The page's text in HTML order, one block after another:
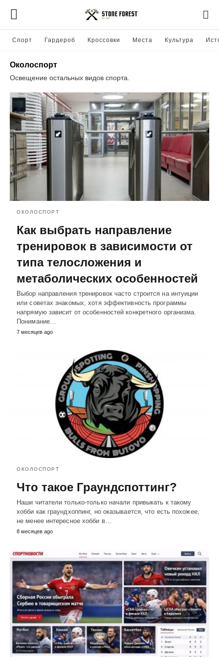
Спорт Гардероб Кроссовки Места Культура
Околоспорт
Освещение остальных видов спорта.
ОКОЛОСПОРТ
Как выбрать направление
тренировок в зависимости от
типа телосложения и
метаболических особенностей
Выбор направления тренировок часто строится на интуиции
или советах знакомых, хотя эффективность программы
напрямую зависит от особенностей конкретного организма.
Понимание…
7 месяцев ago
ОКОЛОСПОРТ
Что такое Граундспоттинг?
Наши читатели только-только начали привыкать к такому
хобби как граундхоппинг, но оказывается, что есть похожее,
не менее интересное хобби в…
8 месяцев ago